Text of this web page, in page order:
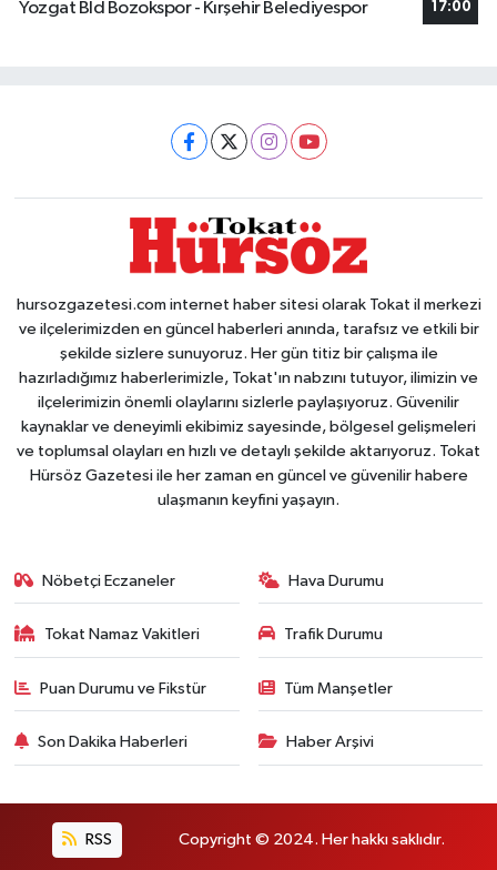
Yozgat Bld Bozokspor - Kırşehir Belediyespor 17:00
hursozgazetesi.com internet haber sitesi olarak Tokat il merkezi
ve ilçelerimizden en güncel haberleri anında, tarafsız ve etkili bir
şekilde sizlere sunuyoruz. Her gün titiz bir çalışma ile
hazırladığımız haberlerimizle, Tokat'ın nabzını tutuyor, ilimizin ve
ilçelerimizin önemli olaylarını sizlerle paylaşıyoruz. Güvenilir
kaynaklar ve deneyimli ekibimiz sayesinde, bölgesel gelişmeleri
ve toplumsal olayları en hızlı ve detaylı şekilde aktarıyoruz. Tokat
Hürsöz Gazetesi ile her zaman en güncel ve güvenilir habere
ulaşmanın keyfini yaşayın.
Nöbetçi Eczaneler Hava Durumu
Tokat Namaz Vakitleri Trafik Durumu
Puan Durumu ve Fikstür Tüm Manşetler
Son Dakika Haberleri Haber Arşivi
RSS Copyright © 2024. Her hakkı saklıdır.